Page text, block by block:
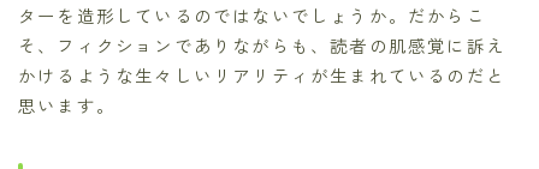
ターを造形しているのではないでしょうか。だからこ
そ、フィクションでありながらも、読者の肌感覚に訴え
かけるような生々しいリアリティが生まれているのだと
思います。